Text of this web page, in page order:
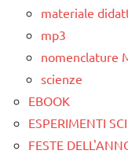
Montessori
psicogrammatica
TUTTI GLI
ARGOMENTI
materiale
mp3
nomenclature
scienze
EBOOK
ESPERIMENTI
FESTE